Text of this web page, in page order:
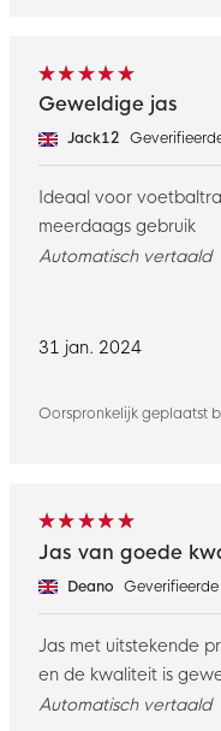
31 jan. 2024
Oorspronkelijk geplaatst
Geweldige jas
Jack12
Ideaal voor
meerdaags gebruik
Automatisch vertaald
Jas van goede
Deano
Jas met uitstekende
en de kwaliteit is
Automatisch vertaald